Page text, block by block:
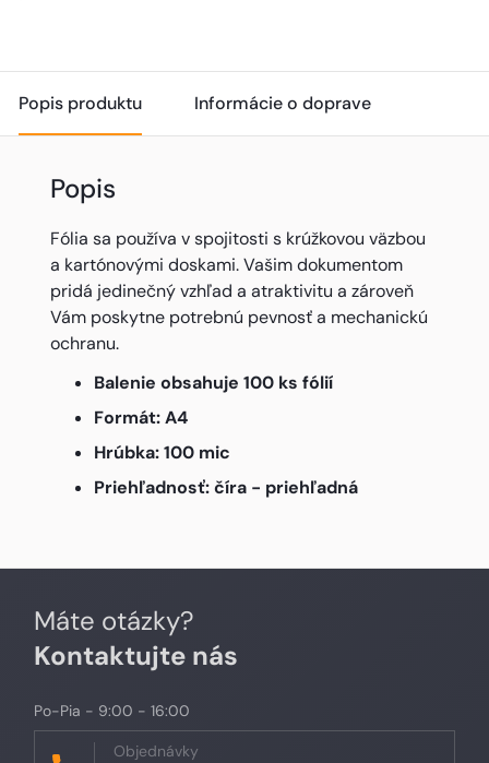
Popis produktu Informácie o doprave
Popis
Fólia sa používa v spojitosti s krúžkovou väzbou
a kartónovými doskami. Vašim dokumentom
pridá jedinečný vzhľad a atraktivitu a zároveň
Vám poskytne potrebnú pevnosť a mechanickú
ochranu.
Balenie obsahuje 100 ks fólií
Formát: A4
Hrúbka: 100 mic
Priehľadnosť: číra - priehľadná
Máte otázky?
Kontaktujte nás
Po-Pia - 9:00 - 16:00
Objednávky